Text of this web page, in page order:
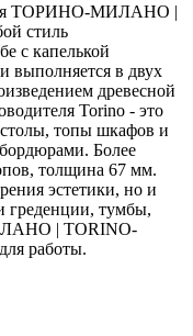
ТОРИНО-МИЛАНО |
стиль
с капелькой
выполняется в двух
древесной
Torino - это
столы, топы шкафов и
Более
толщина 67 мм.
эстетики, но и
греденции, тумбы,
| TORINO-
работы.